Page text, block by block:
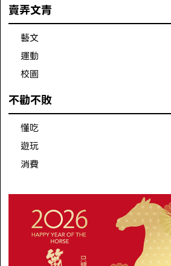
賣弄文青
藝文
運動
校園
不勸不敗
懂吃
遊玩
消費